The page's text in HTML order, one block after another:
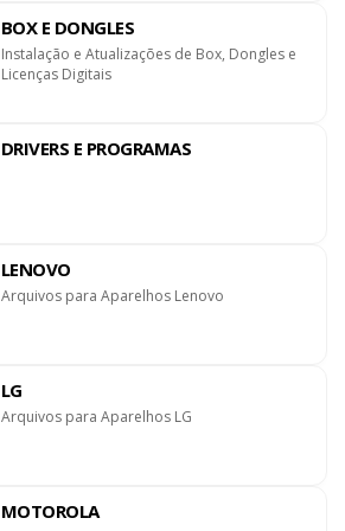
BOX E DONGLES
Instalação e Atualizações de Box, Dongles e
Licenças Digitais
DRIVERS E PROGRAMAS
LENOVO
Arquivos para Aparelhos Lenovo
LG
Arquivos para Aparelhos LG
MOTOROLA